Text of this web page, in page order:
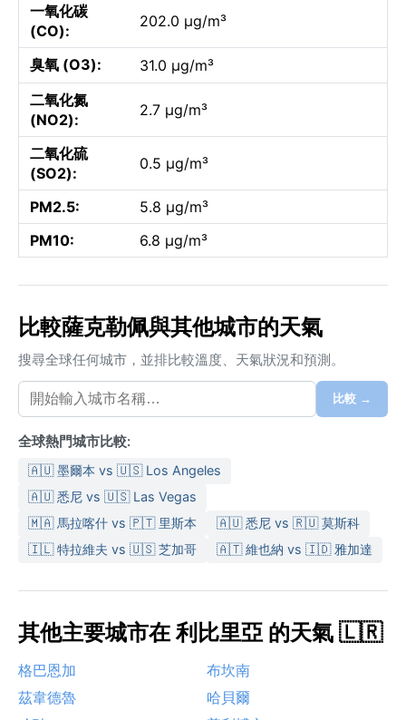
一氧化碳
(CO):
202.0 µg/m³
臭氧 (O3):
31.0 µg/m³
二氧化氮
(NO2):
2.7 µg/m³
二氧化硫
(SO2):
0.5 µg/m³
PM2.5:
5.8 µg/m³
PM10:
6.8 µg/m³
比較薩克勒佩與其他城市的天氣
搜尋全球任何城市，並排比較溫度、天氣狀況和預測。
比較 →
全球熱門城市比較:
🇦🇺 墨爾本 vs 🇺🇸 Los Angeles
🇦🇺 悉尼 vs 🇺🇸 Las Vegas
🇲🇦 馬拉喀什 vs 🇵🇹 里斯本
🇦🇺 悉尼 vs 🇷🇺 莫斯科
🇮🇱 特拉維夫 vs 🇺🇸 芝加哥
🇦🇹 維也納 vs 🇮🇩 雅加達
其他主要城市在 利比里亞 的天氣 🇱🇷
格巴恩加
布坎南
茲韋德魯
哈貝爾